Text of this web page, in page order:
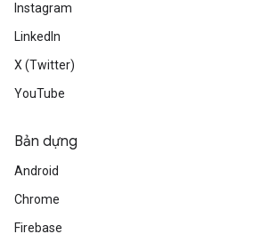
Instagram
LinkedIn
X (Twitter)
YouTube
Bản dựng
Android
Chrome
Firebase